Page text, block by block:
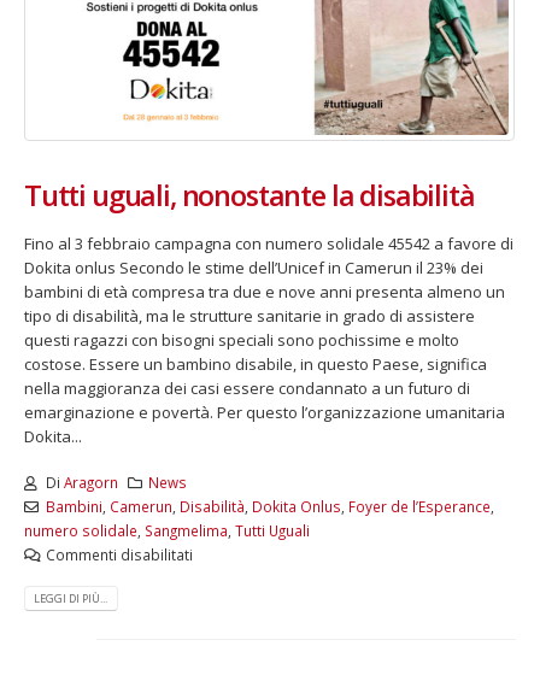
Tutti uguali, nonostante la disabilità
Fino al 3 febbraio campagna con numero solidale 45542 a favore di
Dokita onlus Secondo le stime dell’Unicef in Camerun il 23% dei
bambini di età compresa tra due e nove anni presenta almeno un
tipo di disabilità, ma le strutture sanitarie in grado di assistere
questi ragazzi con bisogni speciali sono pochissime e molto
costose. Essere un bambino disabile, in questo Paese, significa
nella maggioranza dei casi essere condannato a un futuro di
emarginazione e povertà. Per questo l’organizzazione umanitaria
Dokita...
Di Aragorn
News
Bambini Camerun Disabilità Dokita Onlus Foyer de l’Esperance
numero solidale Sangmelima Tutti Uguali
Commenti disabilitati
LEGGI DI PIÙ...